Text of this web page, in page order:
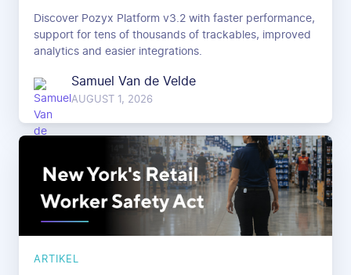
Discover Pozyx Platform v3.2 with faster performance,
support for tens of thousands of trackables, improved
analytics and easier integrations.
Samuel Van de Velde
AUGUST 1, 2026
ARTIKEL